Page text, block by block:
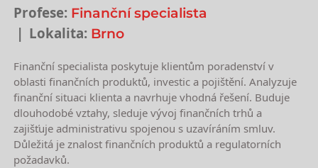
Profese: Finanční specialista
Lokalita: Brno
Finanční specialista poskytuje klientům poradenství v
oblasti finančních produktů, investic a pojištění. Analyzuje
finanční situaci klienta a navrhuje vhodná řešení. Buduje
dlouhodobé vztahy, sleduje vývoj finančních trhů a
zajišťuje administrativu spojenou s uzavíráním smluv.
Důležitá je znalost finančních produktů a regulatorních
požadavků.